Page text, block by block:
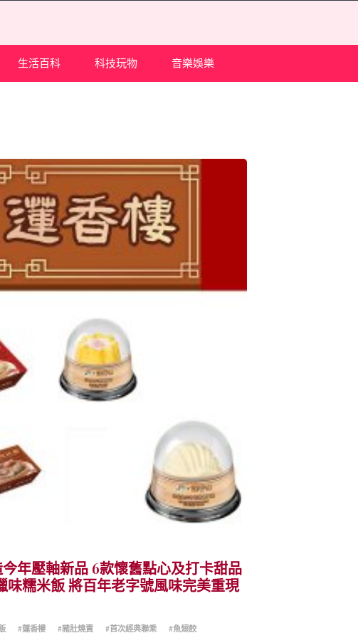
生活百科 科技玩物 音樂娛樂
年壓軸新品 6款懷舊點心及打卡甜品
糯米飯 將百年老字號風味完美重現
#蓮香樓 #豬肚燒賣 #首次經典聯乘
#魚翅餃